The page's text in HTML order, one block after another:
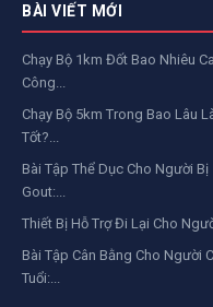
BÀI VIẾT MỚI
Chạy Bộ 1km Đốt Bao Nhiêu
Công...
Chạy Bộ 5km Trong Bao Lâu
Tốt?...
Bài Tập Thể Dục Cho Người Bị
Gout:...
Thiết Bị Hỗ Trợ Đi Lại Cho
Bài Tập Cân Bằng Cho Người
Tuổi:...